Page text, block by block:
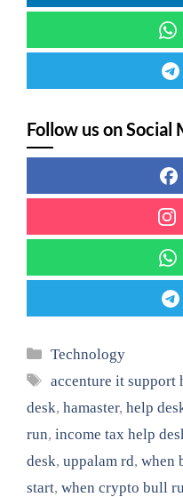
Follow us on Social
Categories
Technology
Tags
accenture it support
desk, hamaster, help
run, income tax help
desk, uppalam rd, when
start, when crypto bull